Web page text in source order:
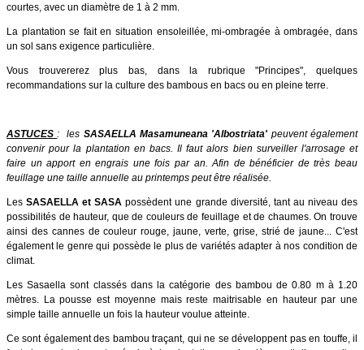
courtes, avec un diamètre de 1 à 2 mm.
La plantation se fait en situation ensoleillée, mi-ombragée à ombragée, dans
un sol sans exigence particulière.
Vous trouvererez plus bas, dans la rubrique "Principes", quelques
recommandations sur la culture des bambous en bacs ou en pleine terre.
ASTUCES : les SASAELLA Masamuneana 'Albostriata' peuvent également
convenir pour la plantation en bacs. Il faut alors bien surveiller l'arrosage et
faire un apport en engrais une fois par an. Afin de bénéficier de très beau
feuillage une taille annuelle au printemps peut être réalisée.
LesSASAELLA et SASA possèdent une grande diversité, tant au niveau des
possibilités de hauteur, que de couleurs de feuillage et de chaumes. On trouve
ainsi des cannes de couleur rouge, jaune, verte, grise, strié de jaune... C'est
également le genre qui possède le plus de variétés adapter à nos condition de
climat.
Les Sasaella sont classés dans la catégorie des bambou de 0.80 m à 1.20
mètres. La pousse est moyenne mais reste maitrisable en hauteur par une
simple taille annuelle un fois la hauteur voulue atteinte.
Ce sont également des bambou traçant, qui ne se développent pas en touffe, il